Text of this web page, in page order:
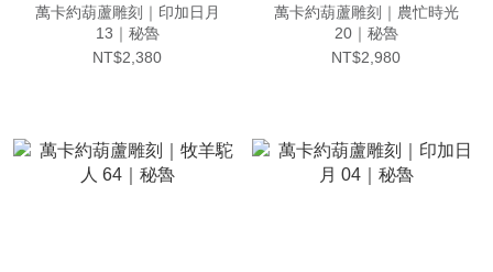
萬卡約葫蘆雕刻｜印加日月
13｜秘魯
NT$2,380
萬卡約葫蘆雕刻｜農忙時光
20｜秘魯
NT$2,980